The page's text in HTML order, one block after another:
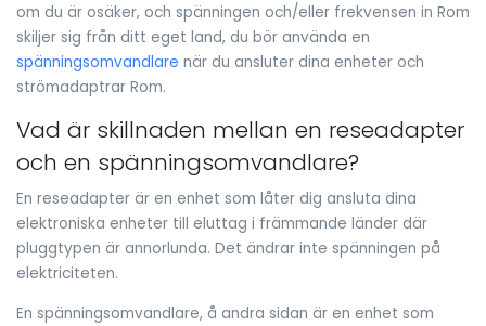
om du är osäker, och spänningen och/eller frekvensen in Rom
skiljer sig från ditt eget land, du bör använda en
spänningsomvandlare när du ansluter dina enheter och
strömadaptrar Rom.
Vad är skillnaden mellan en reseadapter
och en spänningsomvandlare?
En reseadapter är en enhet som låter dig ansluta dina
elektroniska enheter till eluttag i främmande länder där
pluggtypen är annorlunda. Det ändrar inte spänningen på
elektriciteten.
En spänningsomvandlare, å andra sidan är en enhet som